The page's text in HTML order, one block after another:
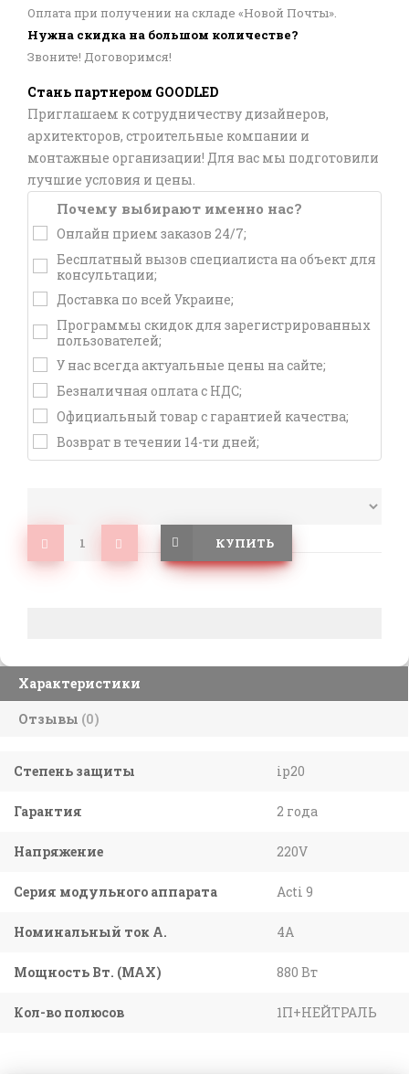
Оплата при получении на складе «Новой Почты».
Нужна скидка на большом количестве?
Звоните! Договоримся!
Стань партнером GOODLED
Приглашаем к сотрудничеству дизайнеров,
архитекторов, строительные компании и
монтажные организации! Для вас мы подготовили
лучшие условия и цены.
Почему выбирают именно нас?
Онлайн прием заказов 24/7;
Бесплатный вызов специалиста на объект для
консультации;
Доставка по всей Украине;
Программы скидок для зарегистрированных
пользователей;
У нас всегда актуальные цены на сайте;
Безналичная оплата с НДС;
Официальный товар с гарантией качества;
Возврат в течении 14-ти дней;
КУПИТЬ
Характеристики
Отзывы (0)
Степень защиты ip20
Гарантия 2 года
Напряжение 220V
Серия модульного аппарата Acti 9
Номинальный ток А. 4A
Мощность Вт. (МАХ) 880 Вт
Кол-во полюсов 1П+НЕЙТРАЛЬ